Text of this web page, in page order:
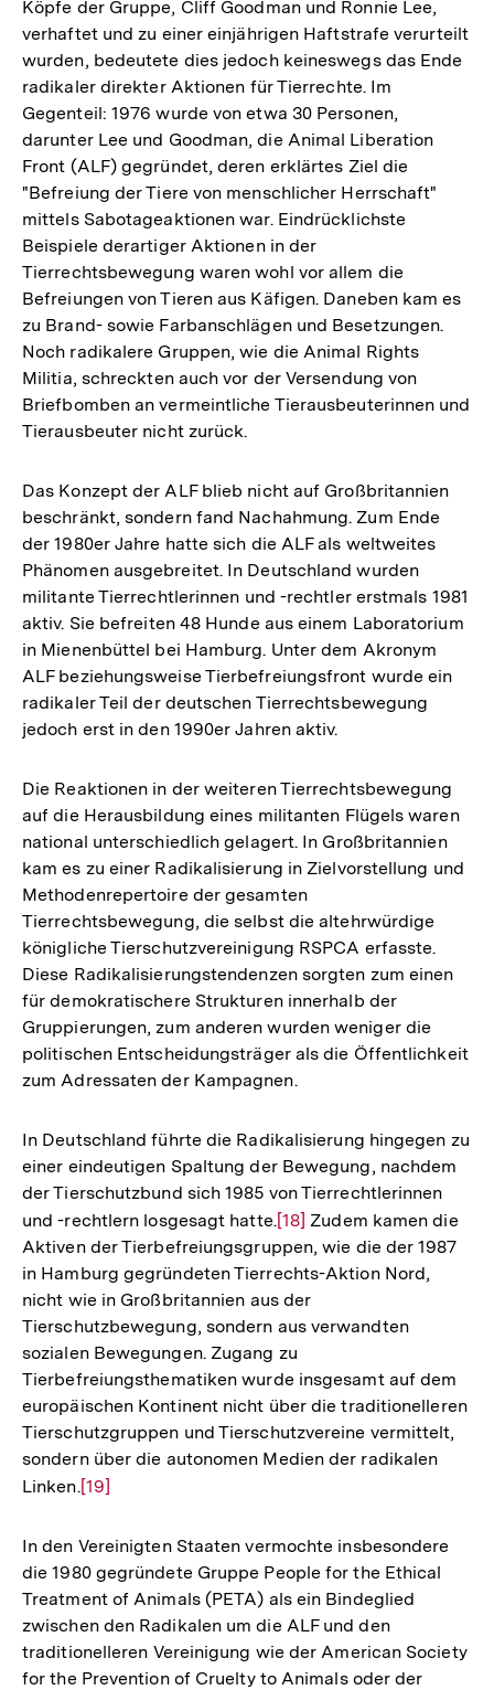
Auflösung
der
Fußnote
Köpfe der Gruppe, Cliff Goodman und Ronnie Lee,
verhaftet und zu einer einjährigen Haftstrafe verurteilt
wurden, bedeutete dies jedoch keineswegs das Ende
radikaler direkter Aktionen für Tierrechte. Im
Gegenteil: 1976 wurde von etwa 30 Personen,
darunter Lee und Goodman, die Animal Liberation
Front (ALF) gegründet, deren erklärtes Ziel die
"Befreiung der Tiere von menschlicher Herrschaft"
mittels Sabotageaktionen war. Eindrücklichste
Beispiele derartiger Aktionen in der
Tierrechtsbewegung waren wohl vor allem die
Befreiungen von Tieren aus Käfigen. Daneben kam es
zu Brand- sowie Farbanschlägen und Besetzungen.
Noch radikalere Gruppen, wie die Animal Rights
Militia, schreckten auch vor der Versendung von
Briefbomben an vermeintliche Tierausbeuterinnen und
Tierausbeuter nicht zurück.
Das Konzept der ALF blieb nicht auf Großbritannien
beschränkt, sondern fand Nachahmung. Zum Ende
der 1980er Jahre hatte sich die ALF als weltweites
Phänomen ausgebreitet. In Deutschland wurden
militante Tierrechtlerinnen und -rechtler erstmals 1981
aktiv. Sie befreiten 48 Hunde aus einem Laboratorium
in Mienenbüttel bei Hamburg. Unter dem Akronym
ALF beziehungsweise Tierbefreiungsfront wurde ein
radikaler Teil der deutschen Tierrechtsbewegung
jedoch erst in den 1990er Jahren aktiv.
Die Reaktionen in der weiteren Tierrechtsbewegung
auf die Herausbildung eines militanten Flügels waren
national unterschiedlich gelagert. In Großbritannien
kam es zu einer Radikalisierung in Zielvorstellung und
Methodenrepertoire der gesamten
Tierrechtsbewegung, die selbst die altehrwürdige
königliche Tierschutzvereinigung RSPCA erfasste.
Diese Radikalisierungstendenzen sorgten zum einen
für demokratischere Strukturen innerhalb der
Gruppierungen, zum anderen wurden weniger die
politischen Entscheidungsträger als die Öffentlichkeit
zum Adressaten der Kampagnen.
In Deutschland führte die Radikalisierung hingegen zu
einer eindeutigen Spaltung der Bewegung, nachdem
der Tierschutzbund sich 1985 von Tierrechtlerinnen
und -rechtlern losgesagt hatte.Zur
Auflösung
der
Fußnote
[18] Zudem kamen die
Aktiven der Tierbefreiungsgruppen, wie die der 1987
in Hamburg gegründeten Tierrechts-Aktion Nord,
nicht wie in Großbritannien aus der
Tierschutzbewegung, sondern aus verwandten
sozialen Bewegungen. Zugang zu
Tierbefreiungsthematiken wurde insgesamt auf dem
europäischen Kontinent nicht über die traditionelleren
Tierschutzgruppen und Tierschutzvereine vermittelt,
sondern über die autonomen Medien der radikalen
Linken.Zur
der
Fußnote
[19]
In den Vereinigten Staaten vermochte insbesondere
die 1980 gegründete Gruppe People for the Ethical
Treatment of Animals (PETA) als ein Bindeglied
zwischen den Radikalen um die ALF und den
traditionelleren Vereinigung wie der American Society
for the Prevention of Cruelty to Animals oder der